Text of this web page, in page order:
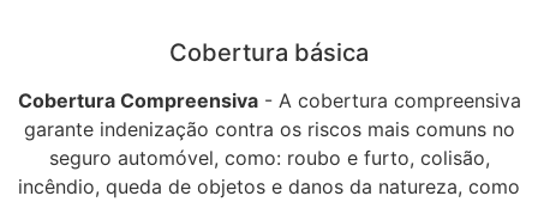
Cobertura básica
Cobertura Compreensiva- A cobertura compreensiva
garante indenização contra os riscos mais comuns no
seguro automóvel, como: roubo e furto, colisão,
incêndio, queda de objetos e danos da natureza, como